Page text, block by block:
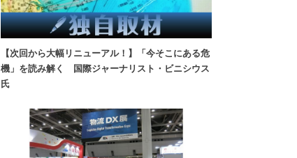
【次回から大幅リニューアル！】「今そこにある危
機」を読み解く 国際ジャーナリスト・ビニシウス
氏